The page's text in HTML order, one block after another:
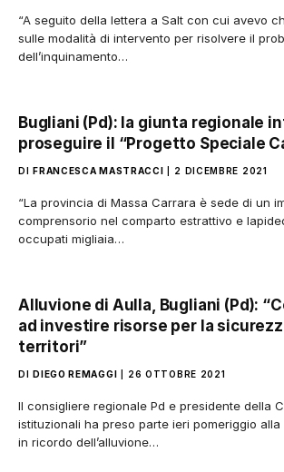
“A seguito della lettera a Salt con cui avevo
sulle modalità di intervento per risolvere il
dell’inquinamento…
Bugliani (Pd): la giunta regionale
proseguire il “Progetto Speciale
DI FRANCESCA MASTRACCI 2 DICEMBRE 2021
“La provincia di Massa Carrara è sede di un
comprensorio nel comparto estrattivo e
occupati migliaia…
Alluvione di Aulla, Bugliani (Pd):
ad investire risorse per la
territori”
DI DIEGO REMAGGI 26 OTTOBRE 2021
Il consigliere regionale Pd e presidente della
istituzionali ha preso parte ieri pomeriggio
in ricordo dell’alluvione…